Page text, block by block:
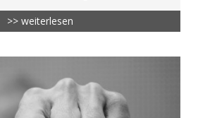
>> weiterlesen